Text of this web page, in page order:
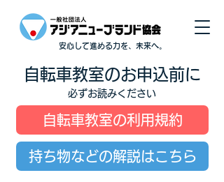
安心して進める力を、未来へ。
自転車教室のお申込前に
必ずお読みください
自転車教室の利用規約
持ち物などの解説はこちら